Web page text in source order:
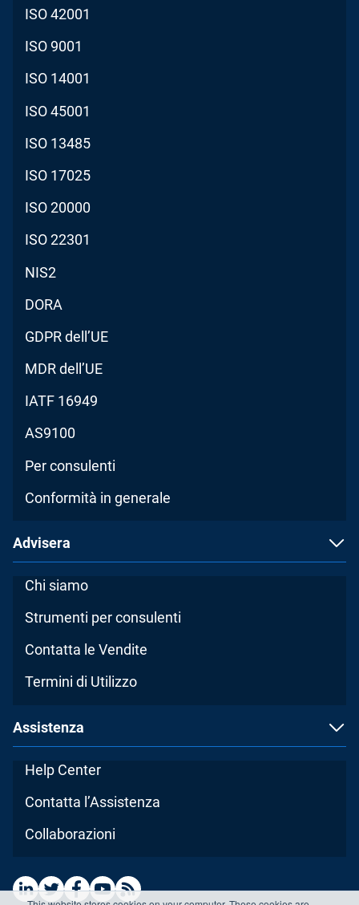
ISO 42001
ISO 9001
ISO 14001
ISO 45001
ISO 13485
ISO 17025
ISO 20000
ISO 22301
NIS2
DORA
GDPR dell’UE
MDR dell’UE
IATF 16949
AS9100
Per consulenti
Conformità in generale
Advisera
Chi siamo
Strumenti per consulenti
Contatta le Vendite
Termini di Utilizzo
Assistenza
Help Center
Contatta l’Assistenza
Collaborazioni